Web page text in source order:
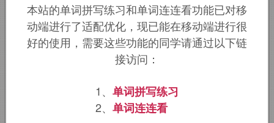
husbandry：['hzbndr]n.饲养，畜牧，
务农，耕种，家政
：['hzbn(d)mn]
该词的英语词源请访问趣词词源英文版：
词源，husband
本站的单词拼写练习和单词连连看功能已对移
动端进行了适配优化，现已能在移动端进行很
好的使用，需要这些功能的同学请通过以下链
接访问：
1、 单词拼写练习
2、 单词连连看